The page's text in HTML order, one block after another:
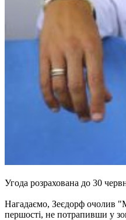
Угода розрахована до 30
Нагадаємо, Зеєдорф очолив
першості, не потрапивши у